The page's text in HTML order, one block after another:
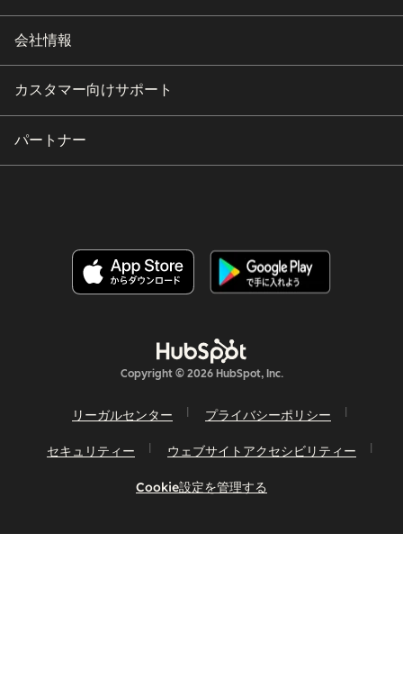
会社情報
カスタマー向けサポート
パートナー
Copyright © 2026 HubSpot, Inc.
リーガルセンター プライバシーポリシー
セキュリティー ウェブサイトアクセシビリティー
Cookie設定を管理する